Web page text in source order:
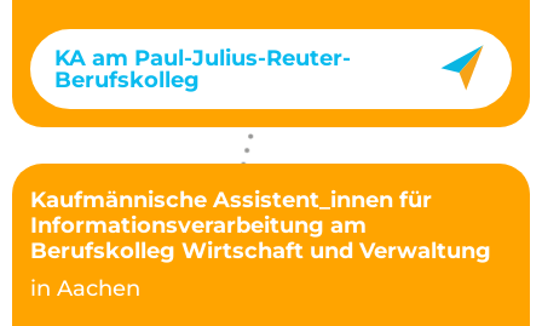
KA am Paul-Julius-Reuter-
Berufskolleg
Kaufmännische Assistent_innen für
Informationsverarbeitung am
Berufskolleg Wirtschaft und Verwaltung
in Aachen